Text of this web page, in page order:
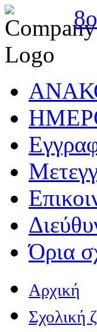
Όρια
Αρχική
Σχολική